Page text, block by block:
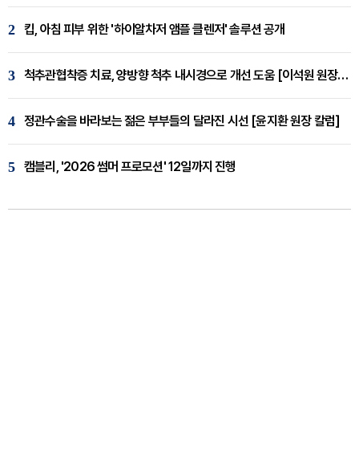
2 킵, 아침 피부 위한 '하이알차저 앰플 클렌저' 솔루션 공개
3 척추관협착증 치료, 양방향 척추 내시경으로 개선 도움 [이석원 원장 칼럼]
4 정관수술을 바라보는 젊은 부부들의 달라진 시선 [윤지환 원장 칼럼]
5 캠블리, '2026 썸머 프로모션' 12일까지 진행